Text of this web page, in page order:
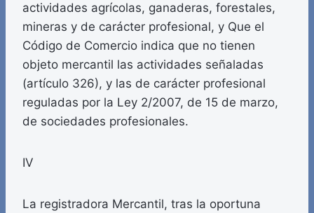
actividades agrícolas, ganaderas, forestales,
mineras y de carácter profesional, y Que el
Código de Comercio indica que no tienen
objeto mercantil las actividades señaladas
(artículo 326), y las de carácter profesional
reguladas por la Ley 2/2007, de 15 de marzo,
de sociedades profesionales.
IV
La registradora Mercantil, tras la oportuna